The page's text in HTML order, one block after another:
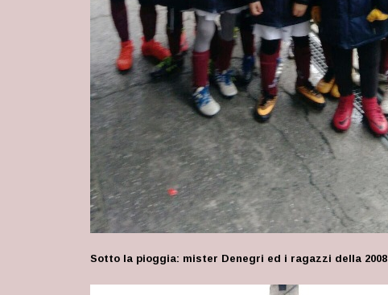
Sotto la pioggia: mister Denegri ed i ragazzi della 2008